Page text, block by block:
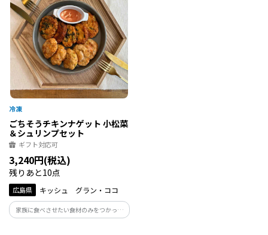
ごちそうチキンナゲット 小松菜
＆シュリンプセット
ギフト対応可
3,240円(税込)
残りあと10点
広島県 キッシュ グラン・ココ
家族に食べさせたい食材のみをつかって
あなたのかわりに美味しさをお届け｡ 子ど